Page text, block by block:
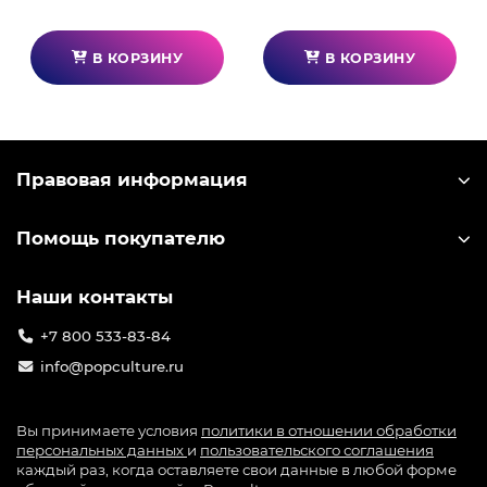
В КОРЗИНУ В КОРЗИНУ
Правовая информация
Помощь покупателю
Наши контакты
+7 800 533-83-84
info@popculture.ru
Вы принимаете условия политики в отношении обработки
персональных данных и пользовательского соглашения
каждый раз, когда оставляете свои данные в любой форме